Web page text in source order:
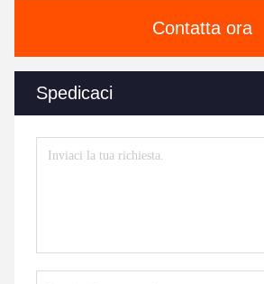
Contatta ora
Spedicaci